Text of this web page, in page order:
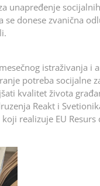
unapređenje
donese zvanična
istraživanja i
potreba socijalne
kvalitet života
Reakt i
realizuje EU